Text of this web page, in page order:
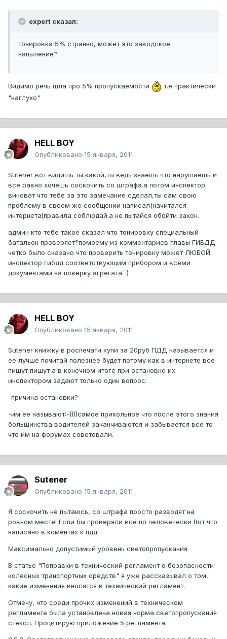
expert сказал:
тонировка 5% странно, может это заводское
напыление?
Видимо речь шла про 5% пропускаемости
т.е практически
"наглухо"
HELL BOY
Опубликовано 15 января, 2011
Sutener вот видишь ты какой,ты ведь знаешь что нарушаешь и
все равно хочешь соскочить со штрафа.а потом инспектор
виноват что тебе за это замечание сделал,ты сам свою
проблему в своем же сообщении написал(начитался
интернета)правила соблюдай.а не пытайся обойти закон.
админ кто тебе такое сказал что тонировку специальный
батальон проверяет?помоему из комментариев главы ГИБДД
четко было сказано что проверить тонировку может ЛЮБОЙ
инспектор гибдд соответствующим прибором и всеми
документами на поверку агрегата:-)
HELL BOY
Опубликовано 15 января, 2011
Sutener книжку в роспечати купи за 20руб ПДД называется и
ее лучше почитай полезнее будет потому как в интернете все
пишут пишут а в конечном итоге при остановке их
инспектором задают только один вопрос:
-причина остановки?
-им ее называют:-))))самое прикольное что после этого знания
большинства водителей заканчиваются и забывается все то
что им на форумах советовали.
Sutener
Опубликовано 15 января, 2011
Я соскочить не пытаюсь, со штрафа просто разводят на
ровном месте! Если бы проверяли всё по человечески Вот что
написано в коментах к пдд
Максимально допустимый уровень светопропускания
В статье "Поправки в технический регламент о безопасности
колесных транспортных средств" я уже рассказывал о том,
какие изменения вносятся в технический регламент.
Отмечу, что среди прочих изменений в техническом
регламенте была установлена новая норма светопропускания
стекол. Процитирую приложение 5 регламента: